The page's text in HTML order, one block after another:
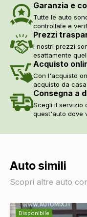
Garanzia e
Tutte le auto
controllate e
Prezzi
I nostri prezzi
esattamente
Acquisto
Con l'acquisto
acquisto da
Consegna a
Scegli il servizio
quest'auto dove
Auto simili
Scopri altre auto
Disponibile